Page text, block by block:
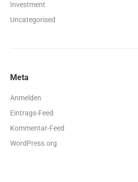
Investment
Uncategorised
Meta
Anmelden
Eintrags-Feed
Kommentar-Feed
WordPress.org